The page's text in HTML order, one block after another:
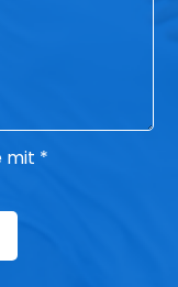
mit *